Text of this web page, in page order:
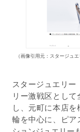
（画像引用元：スタージュ
スタージュエリー
リー激戦区とし
し、元町に本店
輪を中心に、ピア